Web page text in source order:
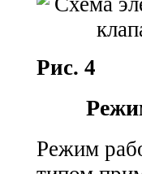
Рис. 4
Режим